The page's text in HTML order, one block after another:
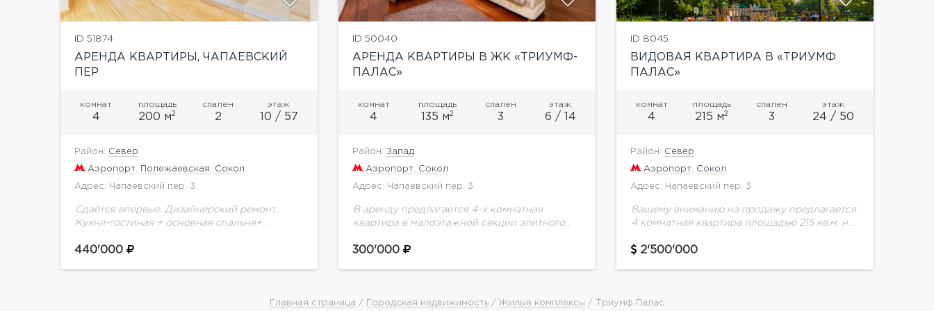
ID 51874
АРЕНДА КВАРТИРЫ, ЧАПАЕВСКИЙ
ПЕР
комнат
4
площадь
200 м2
спален
2
этаж
10 / 57
Район: Север
Аэропорт Полежаевская Сокол
Адрес: Чапаевский пер. 3
Сдаётся впервые. Дизайнерский ремонт.
Кухня-гостиная + основная спальня+
ванных комнаты. Полностью укомплектована
440'000
ID 50040
АРЕНДА КВАРТИРЫ В ЖК «ТРИУМФ-
ПАЛАС»
комнат
4
площадь
135 м2
спален
3
этаж
6 / 14
Район: Запад
Аэропорт, Сокол
Адрес: Чапаевский пер. 3
В аренду предлагается 4-х комнатная
квартира в малоэтажной секции элитного
квартире выполнена качественная отделка,
300'000
ID 8045
ВИДОВАЯ КВАРТИРА В «ТРИУМФ
ПАЛАС»
комнат
4
площадь
215 м2
спален
3
этаж
24 / 50
Район: Север
Аэропорт, Сокол
Адрес: Чапаевский пер. 3
Вашему вниманию на продажу предлагается
4 комнатная квартира площадью 215 кв.м. на
выполнен высококачественный ремонт в
2'500'000
Главная страница / Городская недвижимость / Жилые комплексы / Триумф Палас